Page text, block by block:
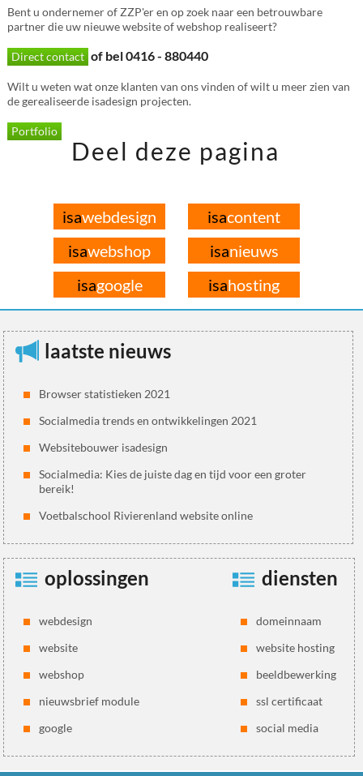
Bent u ondernemer of ZZP'er en op zoek naar een betrouwbare
partner die uw nieuwe website of webshop realiseert?
Direct contact of bel 0416 - 880440
Wilt u weten wat onze klanten van ons vinden of wilt u meer zien van
de gerealiseerde isadesign projecten.
Portfolio
Deel deze pagina
isawebdesign isacontent
isawebshop isanieuws
isagoogle isahosting
laatste nieuws
Browser statistieken 2021
Socialmedia trends en ontwikkelingen 2021
Websitebouwer isadesign
Socialmedia: Kies de juiste dag en tijd voor een groter
bereik!
Voetbalschool Rivierenland website online
oplossingen
webdesign
website
webshop
nieuwsbrief module
google
diensten
domeinnaam
website hosting
beeldbewerking
ssl certificaat
social media